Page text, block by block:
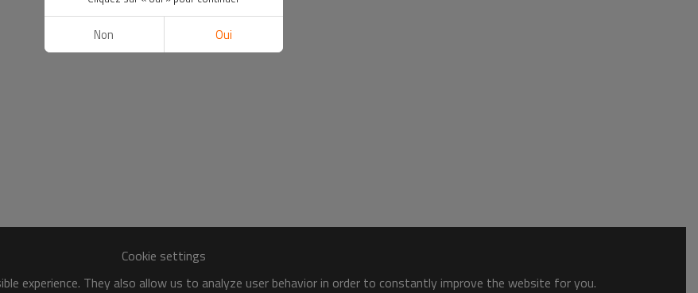
Cookie settings
experience. They also allow us to analyze user behavior in order to constantly improve the website for you.
Non Oui